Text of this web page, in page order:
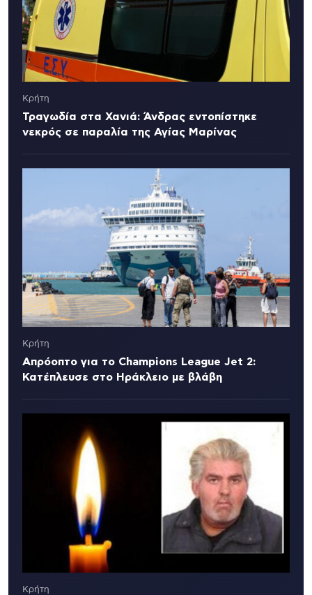
Κρήτη
Τραγωδία στα Χανιά: Άνδρας εντοπίστηκε
νεκρός σε παραλία της Αγίας Μαρίνας
Κρήτη
Απρόοπτο για το Champions League Jet 2:
Κατέπλευσε στο Ηράκλειο με βλάβη
Κρήτη